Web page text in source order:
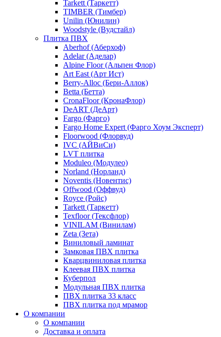
Tarkett (Таркетт)
TIMBER (Тимбер)
Unilin (Юнилин)
Woodstyle (Вудстайл)
Плитка ПВХ
Aberhof (Аберхоф)
Adelar (Аделар)
Alpine Floor (Альпен Флор)
Art East (Арт Ист)
Berry-Alloc (Бери-Аллок)
Betta (Бетта)
CronaFloor (КронаФлор)
DeART (ДеАрт)
Fargo (Фарго)
Fargo Home Expert (Фарго Хоум Эксперт)
Floorwood (Флорвуд)
IVC (АЙВиСи)
LVT плитка
Moduleo (Модулео)
Norland (Норланд)
Noventis (Новентис)
Offwood (Оффвуд)
Royce (Ройс)
Tarkett (Таркетт)
Texfloor (Тексфлор)
VINILAM (Винилам)
Zeta (Зета)
Виниловый ламинат
Замковая ПВХ плитка
Кварцвиниловая плитка
Клеевая ПВХ плитка
Куберпол
Модульная ПВХ плитка
ПВХ плитка 33 класс
ПВХ плитка под мрамор
О компании
О компании
Доставка и оплата